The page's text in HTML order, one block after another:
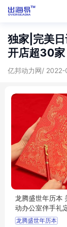
独家|完美
开店超30家
亿邦动力网/
龙腾盛世年历本
动办公室伴手礼
HY-L5-01
龙腾盛世年历本